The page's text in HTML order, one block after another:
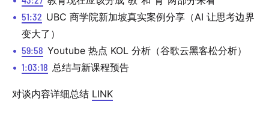
51:32 UBC 商学院新加坡真实案例分享（AI 让思考边界
变大了）
59:58 Youtube 热点 KOL 分析（谷歌云黑客松分析）
1:03:18 总结与新课程预告
对谈内容详细总结 LINK